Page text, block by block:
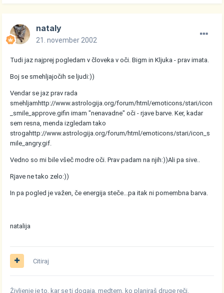
nataly
21. november 2002
Tudi jaz najprej pogledam v človeka v oči. Bigm in Kljuka - prav imata.
Boj se smehljajočih se ljudi:))
Vendar se jaz prav rada
smehljamhttp://www.astrologija.org/forum/html/emoticons/stari/icon
_smile_approve.gifin imam "nenavadne" oči - rjave barve. Ker, kadar
sem resna, menda izgledam tako
strogahttp://www.astrologija.org/forum/html/emoticons/stari/icon_s
mile_angry.gif
Vedno so mi bile všeč modre oči. Prav padam na njih:))Ali pa sive..
Rjave ne tako zelo:))
In pa pogled je važen, če energija steče...pa itak ni pomembna barva.
natalija
Citiraj
Življenje je to, kar se ti dogaja, medtem, ko planiraš druge reči.